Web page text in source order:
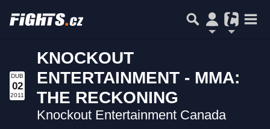
DUB
02
2011
KNOCKOUT
ENTERTAINMENT - MMA:
THE RECKONING
Knockout Entertainment Canada